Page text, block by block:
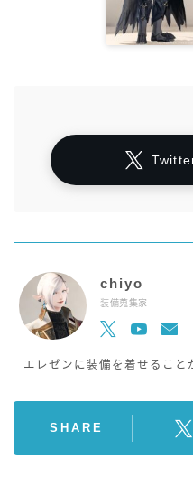
chiyo
装備蒐集家
エレゼンに装備を着せること
SHARE